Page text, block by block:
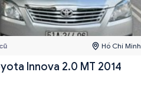
Hồ Chí Minh
Innova 2.0 MT 2014